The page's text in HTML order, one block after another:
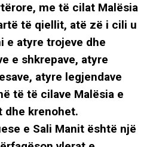
me të cilat Malësia
të qiellit, atë zë i cili u
e atyre trojeve dhe
e shkrepave, atyre
atyre legjendave
të të cilave Malësia e
dhe krenohet.
e Sali Manit është një